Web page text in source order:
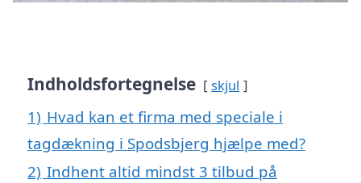
Indholdsfortegnelse skjul
1) Hvad kan et firma med speciale i
tagdækning i Spodsbjerg hjælpe med?
2) Indhent altid mindst 3 tilbud på